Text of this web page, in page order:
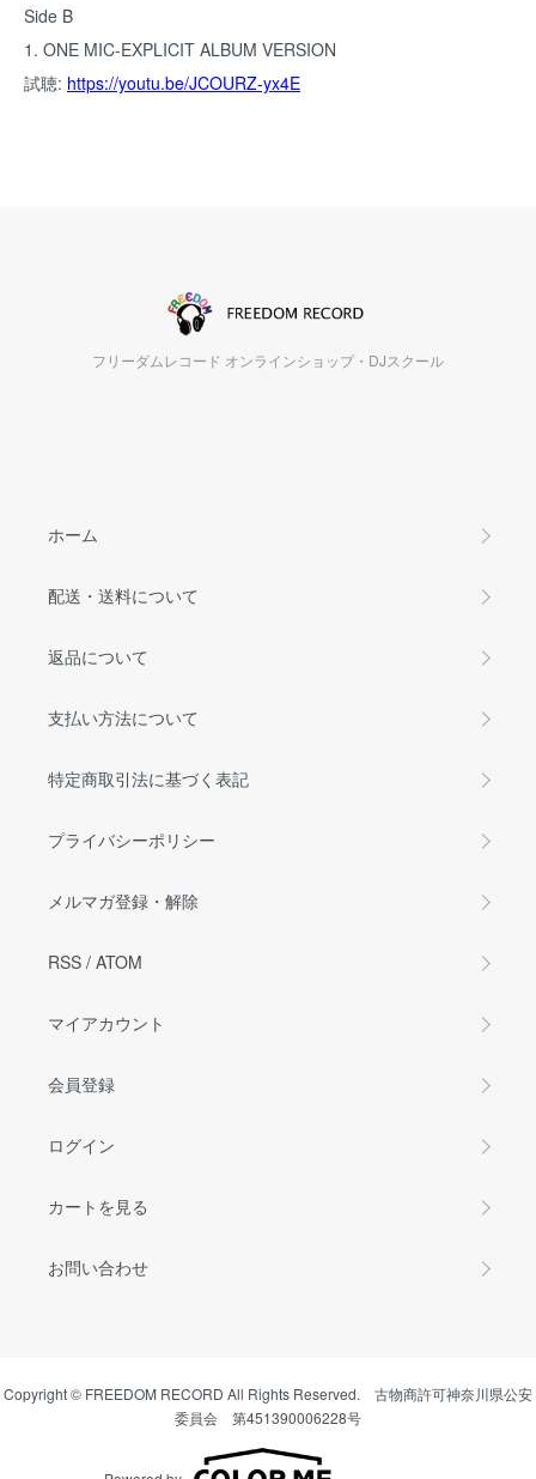
Side B
1. ONE MIC-EXPLICIT ALBUM VERSION
試聴: https://youtu.be/JCOURZ-yx4E
フリーダムレコード オンラインショップ・DJスクール
ホーム
配送・送料について
返品について
支払い方法について
特定商取引法に基づく表記
プライバシーポリシー
メルマガ登録・解除
RSS / ATOM
マイアカウント
会員登録
ログイン
カートを見る
お問い合わせ
Copyright © FREEDOM RECORD All Rights Reserved. 古物商許可神奈川県公安
委員会 第451390006228号